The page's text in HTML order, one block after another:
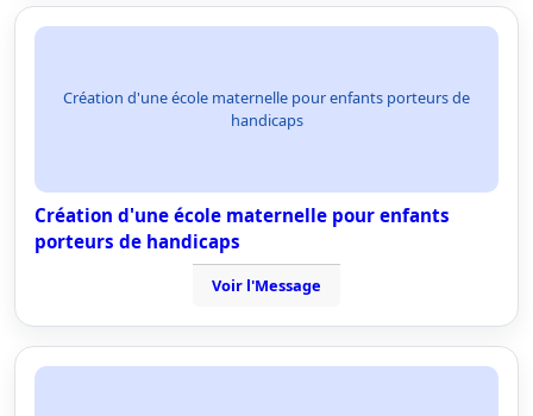
Création d'une école maternelle pour enfants porteurs de
handicaps
Création d'une école maternelle pour enfants
porteurs de handicaps
Voir l'Message